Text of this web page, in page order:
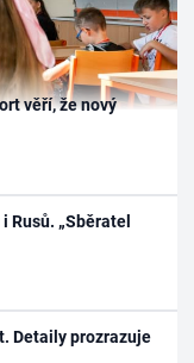
věří, že nový
Rusů. „Sběratel
Detaily prozrazuje